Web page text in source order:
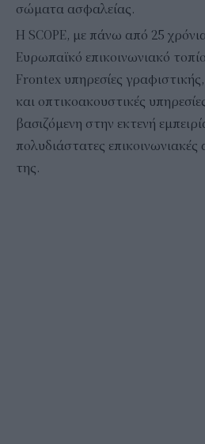
σώματα ασφαλείας.
Η SCOPE, με πάνω από 25
Ευρωπαϊκό επικοινωνιακό
Frontex υπηρεσίες
και οπτικοακουστικές
βασιζόμενη στην εκτενή
πολυδιάστατες
της.